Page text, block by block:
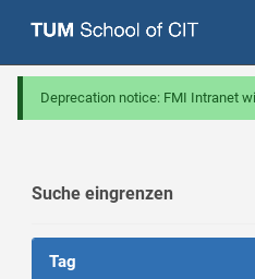
Deprecation notice: FMI Intranet
Suche eingrenzen
Tag